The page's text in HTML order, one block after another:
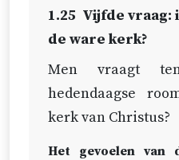
ook in dit
Enig
strijdende kerk
1.25 Vijfde vraag:
de ware kerk?
Men vraagt
hedendaagse
kerk van Christus?
Het gevoelen van